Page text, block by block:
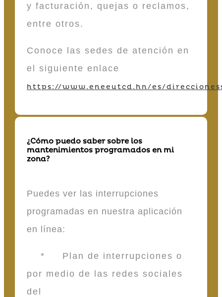
y facturación, quejas o reclamos,
entre otros.
Conoce las sedes de atención en
el siguiente enlace
https://www.eneeutcd.hn/es/
¿Cómo puedo saber sobre los
mantenimientos programados en mi
zona?
Puedes ver las interrupciones
programadas en nuestra aplicación
en línea:
* Plan de interrupciones o
por medio de las redes sociales
del